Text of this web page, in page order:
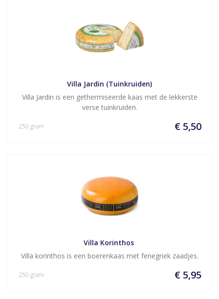
Villa Jardin (Tuinkruiden)
Villa Jardin is een gethermiseerde kaas met de lekkerste
verse tuinkruiden.
€ 5,50
250 gram
Villa Korinthos
Villa korinthos is een boerenkaas met fenegriek zaadjes.
€ 5,95
250 gram